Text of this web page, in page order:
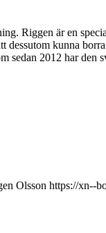
Riggen är en
kunna
sedan 2012 har den
Olsson https://xn--